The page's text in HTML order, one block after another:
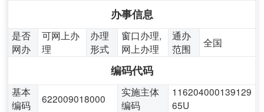
办事信息
是否
网办
可网上办
理
办理
形式
窗口办理,
网上办理
通办
范围
全国
编码代码
基本
编码
622009018000
实施主体
编码
116204000139129
65U